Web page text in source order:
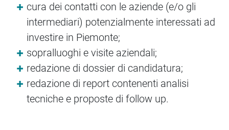
cura dei contatti con le aziende (e/o gli
intermediari) potenzialmente interessati ad
investire in Piemonte;
sopralluoghi e visite aziendali;
redazione di dossier di candidatura;
redazione di report contenenti analisi
tecniche e proposte di follow up.